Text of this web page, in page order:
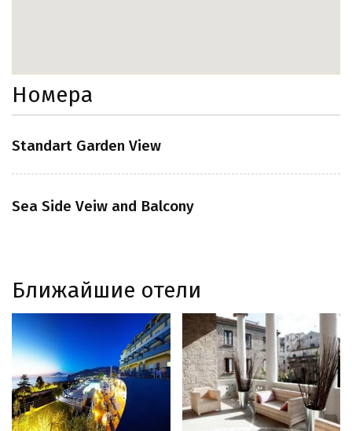
Номера
Standart Garden View
Sea Side Veiw and Balcony
Ближайшие отели